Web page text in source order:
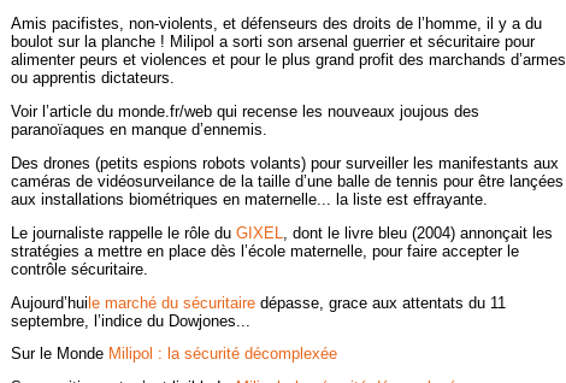
Amis pacifistes, non-violents, et défenseurs des droits de l’homme, il y a du
boulot sur la planche ! Milipol a sorti son arsenal guerrier et sécuritaire pour
alimenter peurs et violences et pour le plus grand profit des marchands d’armes
ou apprentis dictateurs.
Voir l’article du monde.fr/web qui recense les nouveaux joujous des
paranoïaques en manque d’ennemis.
Des drones (petits espions robots volants) pour surveiller les manifestants aux
caméras de vidéosurveilance de la taille d’une balle de tennis pour être lançées
aux installations biométriques en maternelle... la liste est effrayante.
Le journaliste rappelle le rôle du GIXEL
, dont le livre bleu (2004) annonçait les
stratégies a mettre en place dès l’école maternelle, pour faire accepter le
contrôle sécuritaire.
Aujourd’huile marché du sécuritaire dépasse, grace aux attentats du 11
septembre, l’indice du Dowjones...
Sur le Monde Milipol : la sécurité décomplexée